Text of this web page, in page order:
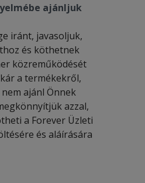
ajánljuk
iránt, javasoljuk,
és köthetnek
közreműködését
a termékekről,
ajánl Önnek
azzal,
a Forever Üzleti
és aláírására